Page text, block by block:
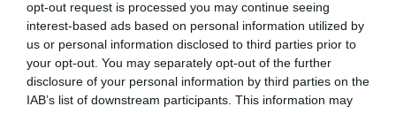
opt-out request is processed you may continue seeing
interest-based ads based on personal information utilized by
us or personal information disclosed to third parties prior to
your opt-out. You may separately opt-out of the further
disclosure of your personal information by third parties on the
IAB’s list of downstream participants. This information may
a fost în centrul atenţiei, lunile trecute, nu fără
polemici din partea nepoţilor, privind moştenirea lui
Raimondo Vianello şi a Sandrei Mondaini, care şi-au
lăsat întreaga avere cuplului de filipinezi care timp de